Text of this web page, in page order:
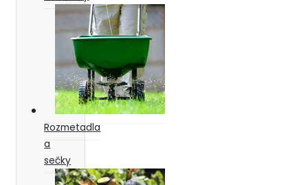
Rozmetadla
a
sečky